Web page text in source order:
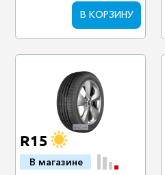
В КОРЗИНУ
R15
В магазине